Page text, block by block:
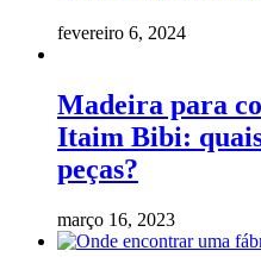
fevereiro 6, 2024
Madeira para
Itaim Bibi:
peças?
março 16, 2023